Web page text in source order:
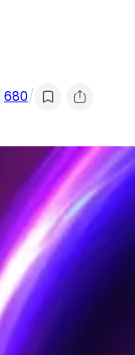
680/